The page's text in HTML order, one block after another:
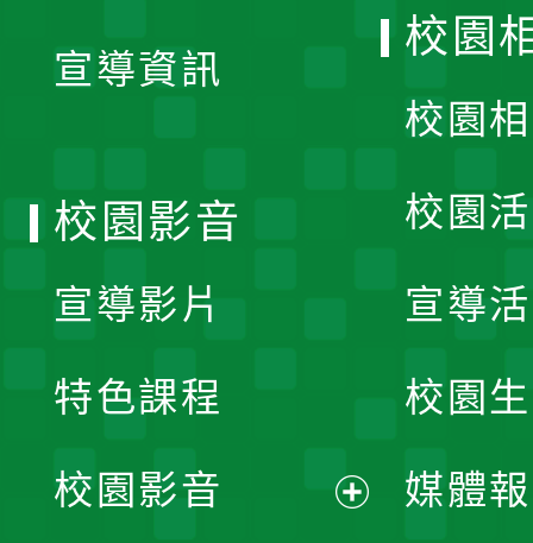
宣導資訊
校園
校園
校園
宣導
校園
媒體
校園影音
宣導影片
特色課程
校園影音